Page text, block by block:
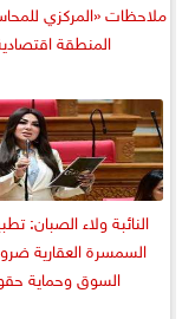
ملاحظات «المركزي
المنطقة
النائبة ولاء الصبان:
السمسرة العقارية
السوق وحماية